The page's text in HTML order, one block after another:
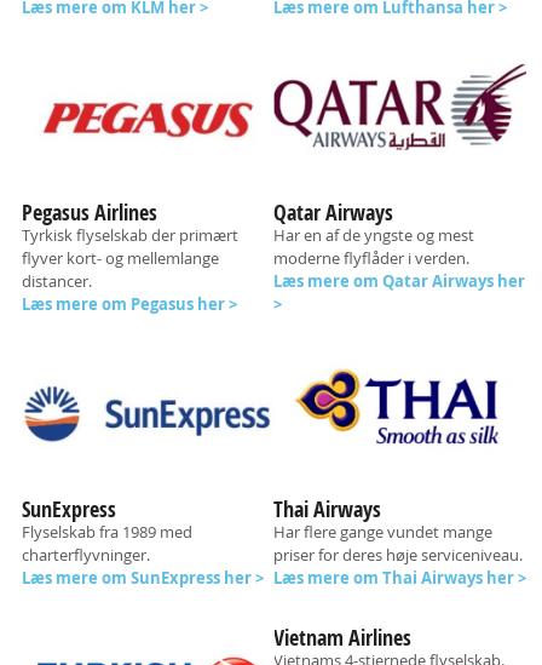
Læs mere om KLM her > Læs mere om Lufthansa her >
Pegasus Airlines
Tyrkisk flyselskab der primært
flyver kort- og mellemlange
distancer.
Læs mere om Pegasus her >
Qatar Airways
Har en af de yngste og mest
moderne flyflåder i verden.
Læs mere om Qatar Airways her
>
SunExpress
Flyselskab fra 1989 med
charterflyvninger.
Læs mere om SunExpress her >
Thai Airways
Har flere gange vundet mange
priser for deres høje serviceniveau.
Læs mere om Thai Airways her >
Vietnam Airlines
Vietnams 4-stjernede flyselskab.